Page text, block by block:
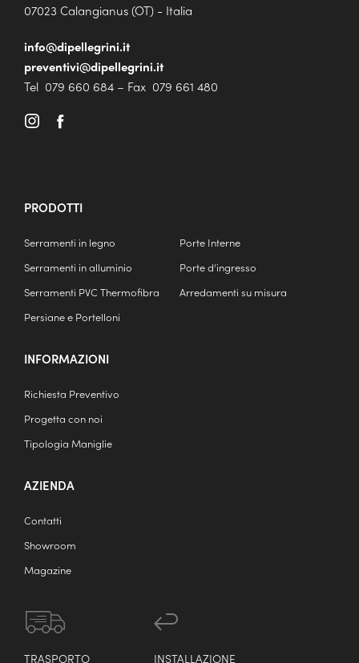
07023 Calangianus (OT) - Italia
info@dipellegrini.it
preventivi@dipellegrini.it
Tel 079 660 684 – Fax 079 661 480
PRODOTTI
Serramenti in legno
Porte Interne
Serramenti in alluminio
Porte d’ingresso
Serramenti PVC Thermofibra
Arredamenti su misura
Persiane e Portelloni
INFORMAZIONI
Richiesta Preventivo
Progetta con noi
Tipologia Maniglie
AZIENDA
Contatti
Showroom
Magazine
TRASPORTO INSTALLAZIONE